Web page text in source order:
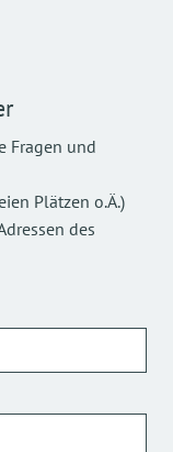
Fragen und
Plätzen o.Ä.)
des